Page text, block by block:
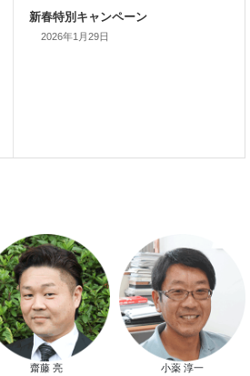
スマートハウス 完成見学会開催
2026年1月29日
齋藤 亮 小薬 淳一